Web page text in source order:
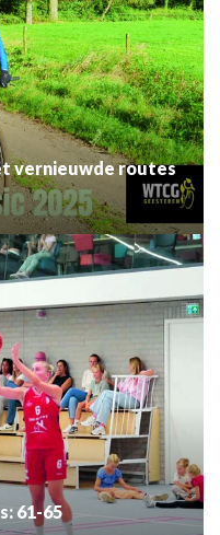
Vasser Heuvelen Classic met vernieuwde routes
61-65